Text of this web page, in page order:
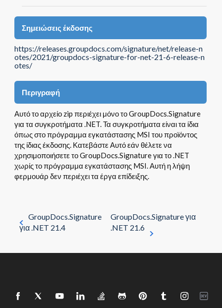
Σημειώσεις έκδοσης
https://releases.groupdocs.com/signature/net/release-n
otes/2021/groupdocs-signature-for-net-21-6-release-n
otes/
Περιγραφή
Αυτό το αρχείο zip περιέχει μόνο το GroupDocs.Signature
για τα συγκροτήματα .NET. Τα συγκροτήματα είναι τα ίδια
όπως στο πρόγραμμα εγκατάστασης MSI του προϊόντος
της ίδιας έκδοσης. Κατεβάστε Αυτό εάν θέλετε να
χρησιμοποιήσετε το GroupDocs.Signature για το .NET
χωρίς το πρόγραμμα εγκατάστασης MSI. Αυτή η λήψη
φερμουάρ δεν περιέχει τα έργα επίδειξης.
GroupDocs.Signature
για .NET 21.4
GroupDocs.Signature για
.NET 21.6